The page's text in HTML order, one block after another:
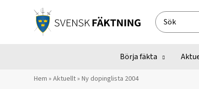
Search
for:
Börja fäkta
Hem » Aktuellt» Ny dopinglista 2004